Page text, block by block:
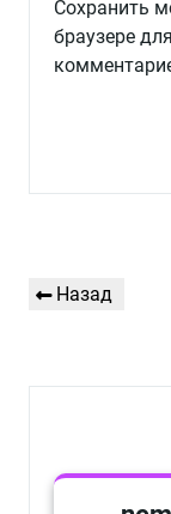
Сохранить
браузере
по
Предыдущая
Назад